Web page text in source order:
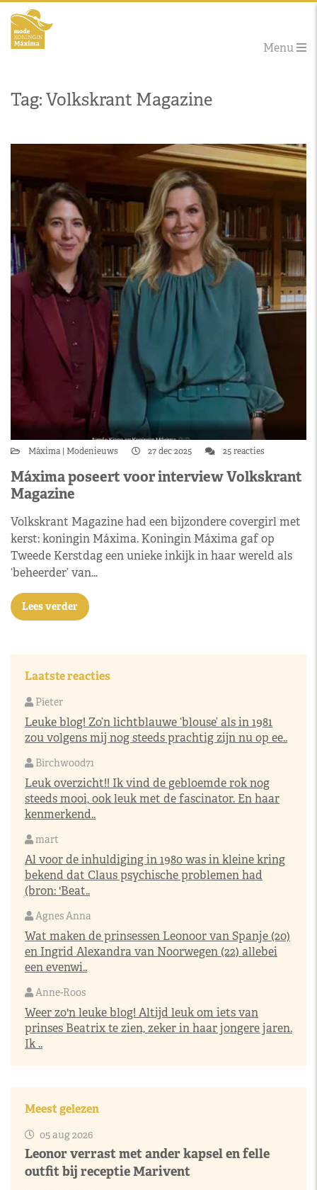
Menu
Tag: Volkskrant Magazine
Máxima Modenieuws 27 dec 2025 25 reacties
Máxima poseert voor interview Volkskrant
Magazine
Volkskrant Magazine had een bijzondere covergirl met
kerst: koningin Máxima. Koningin Máxima gaf op
Tweede Kerstdag een unieke inkijk in haar wereld als
‘beheerder’ van…
Lees verder
Laatste reacties
Pieter
Leuke blog! Zo’n lichtblauwe ‘blouse’ als in 1981
zou volgens mij nog steeds prachtig zijn nu op ee..
Birchwood71
Leuk overzicht!! Ik vind de gebloemde rok nog
steeds mooi, ook leuk met de fascinator. En haar
kenmerkend..
mart
Al voor de inhuldiging in 1980 was in kleine kring
bekend dat Claus psychische problemen had
(bron: 'Beat..
Agnes Anna
Wat maken de prinsessen Leonoor van Spanje (20)
en Ingrid Alexandra van Noorwegen (22) allebei
een evenwi..
Anne-Roos
Weer zo'n leuke blog! Altijd leuk om iets van
prinses Beatrix te zien, zeker in haar jongere jaren.
Ik ..
Meest gelezen
05 aug 2026
Leonor verrast met ander kapsel en felle
outfit bij receptie Marivent